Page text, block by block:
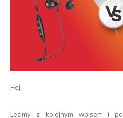
Hej.
Lecimy z kolejnym wpisem i